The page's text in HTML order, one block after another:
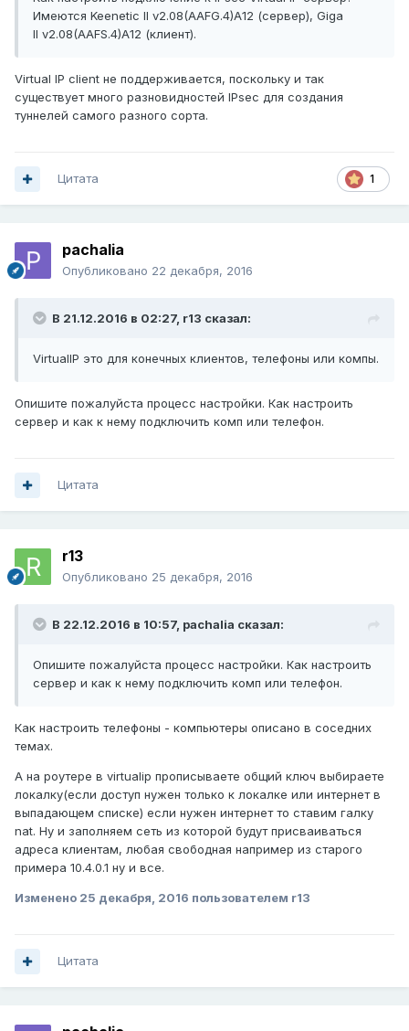
Имеются Keenetic II v2.08(AAFG.4)A12 (сервер), Giga
II v2.08(AAFS.4)A12 (клиент).
Virtual IP client не поддерживается, поскольку и так
существует много разновидностей IPsec для создания
туннелей самого разного сорта.
1
Цитата
pachalia
Опубликовано 22 декабря, 2016
В 21.12.2016 в 02:27, r13 сказал:
VirtualIP это для конечных клиентов, телефоны или компы.
Опишите пожалуйста процесс настройки. Как настроить
сервер и как к нему подключить комп или телефон.
Цитата
r13
Опубликовано 25 декабря, 2016
В 22.12.2016 в 10:57, pachalia сказал:
Опишите пожалуйста процесс настройки. Как настроить
сервер и как к нему подключить комп или телефон.
Как настроить телефоны - компьютеры описано в соседних
темах.
А на роутере в virtualip прописываете общий ключ выбираете
локалку(если доступ нужен только к локалке или интернет в
выпадающем списке) если нужен интернет то ставим галку
nat. Ну и заполняем сеть из которой будут присваиваться
адреса клиентам, любая свободная например из старого
примера 10.4.0.1 ну и все.
Изменено 25 декабря, 2016 пользователем r13
Цитата